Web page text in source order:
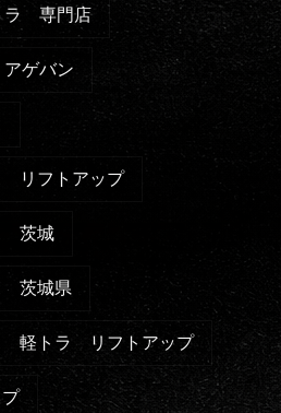
ラ 専門店
アゲバン
リフトアップ
茨城
茨城県
軽トラ リフトアップ